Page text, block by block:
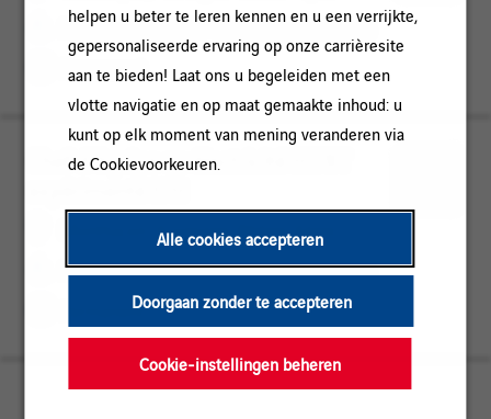
helpen u beter te leren kennen en u een verrijkte,
gepersonaliseerde ervaring op onze carrièresite
aan te bieden! Laat ons u begeleiden met een
vlotte navigatie en op maat gemaakte inhoud: u
kunt op elk moment van mening veranderen via
de Cookievoorkeuren.
Alle cookies accepteren
Doorgaan zonder te accepteren
Cookie-instellingen beheren
PROJECTLEIDING / INBEDRIJFSTELLING
Permanent
Chef d'équipe en électricité HT/BT
Montluçon, Auvergne-Rhône-Alpes
Montluçon,
Rhône-
PROJECTLEIDING / INBEDRIJFSTELLING
PROJECTLEIDING
INBEDRIJFSTELLING
Permanent